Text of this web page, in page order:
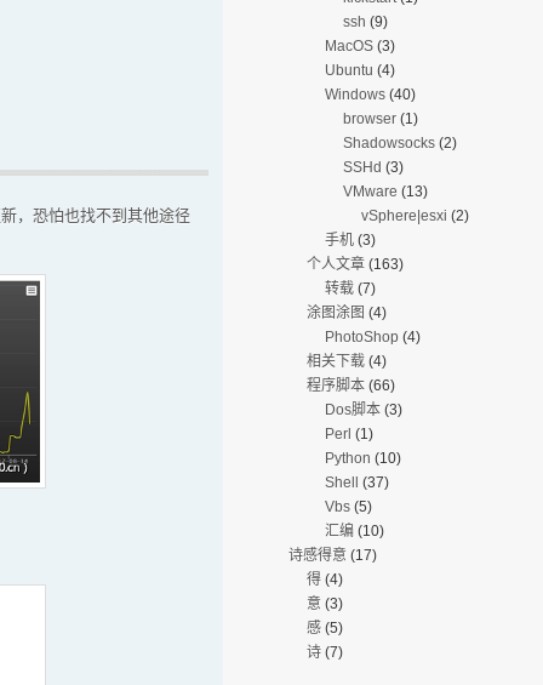
，恐怕也找不到其他途径
ssh (9)
MacOS(3)
Ubuntu (4)
Windows(40)
browser(1)
Shadowsocks(2)
SSHd (3)
VMware (13)
vSphere|esxi (2)
手机(3)
个人文章(163)
转载(7)
涂图涂图 (4)
PhotoShop(4)
相关下载(4)
程序脚本(66)
Dos脚本(3)
Perl (1)
Python (10)
Shell (37)
Vbs(5)
汇编 (10)
诗感得意(17)
得(4)
意(3)
感(5)
诗(7)